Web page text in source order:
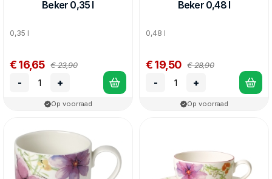
Beker 0,35 l
0,35 l
€ 16,65 € 23,90
- +
Op voorraad
Beker 0,48 l
0,48 l
€ 19,50 € 28,90
- +
Op voorraad